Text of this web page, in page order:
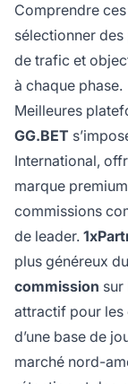
Comprendre ces
sélectionner
de trafic et
à chaque phase.
Meilleures
GG.BET
International,
marque
commissions
de leader.
plus généreux
commission sur
attractif pour les
d’une base de
marché nord-